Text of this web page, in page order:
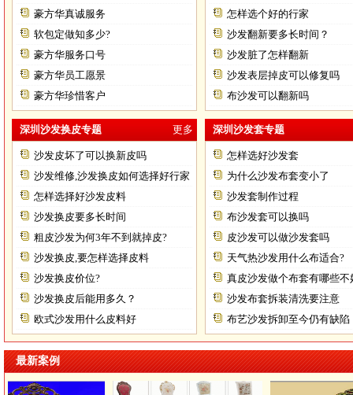
豪方华真诚服务
软包定做知多少?
豪方华服务口号
豪方华员工愿景
豪方华珍惜客户
怎样选个好的行家
沙发翻新要多长时间？
沙发脏了怎样翻新
沙发表层掉皮可以修复吗
布沙发可以翻新吗
深圳沙发换皮专题 更多
沙发皮坏了可以换新皮吗
沙发维修,沙发换皮如何选择好行家
怎样选择好沙发皮料
沙发换皮要多长时间
粗皮沙发为何3年不到就掉皮?
沙发换皮,要怎样选择皮料
沙发换皮价位?
沙发换皮后能用多久？
欧式沙发用什么皮料好
深圳沙发套专题
怎样选好沙发套
为什么沙发布套变小了
沙发套制作过程
布沙发套可以换吗
皮沙发可以做沙发套吗
天气热沙发用什么布适合?
真皮沙发做个布套有哪些不
沙发布套拆装清洗要注意
布艺沙发拆卸至今仍有缺陷
最新案例